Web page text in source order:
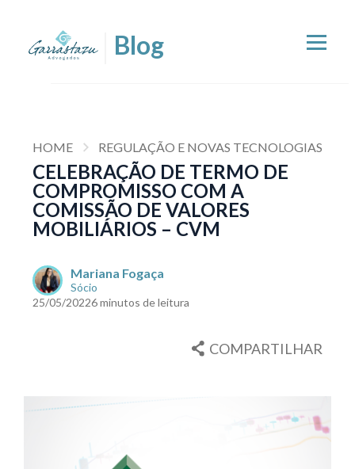
HOME REGULAÇÃO E NOVAS TECNOLOGIAS
CELEBRAÇÃO DE TERMO DE
COMPROMISSO COM A
COMISSÃO DE VALORES
MOBILIÁRIOS – CVM
Mariana Fogaça
Sócio
25/05/20226 minutos de leitura
COMPARTILHAR